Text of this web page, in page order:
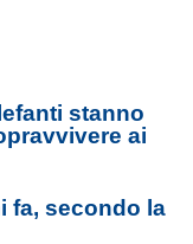
stanno
ai
fa, secondo la